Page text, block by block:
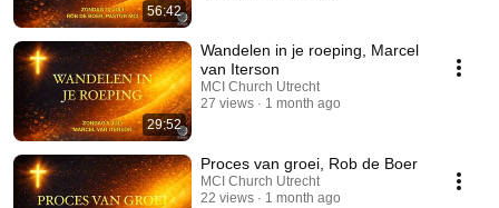
56:42
29:52
Wandelen in je roeping, Marcel
van Iterson
MCI Church Utrecht
27 views
1 month ago
Proces van groei, Rob de Boer
MCI Church Utrecht
22 views
1 month ago